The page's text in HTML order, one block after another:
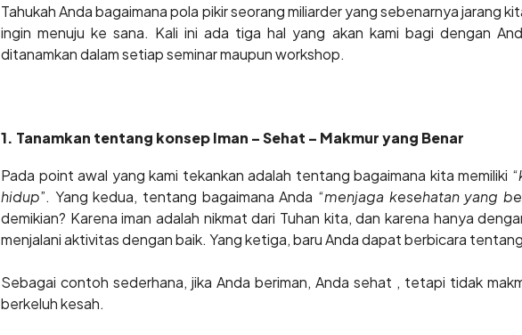
Tahukah Anda bagaimana pola pikir seorang miliarder yang sebenarnya jarang
ingin menuju ke sana. Kali ini ada tiga hal yang akan kami bagi dengan
ditanamkan dalam setiap seminar maupun workshop.
1. Tanamkan tentang konsep Iman – Sehat – Makmur yang Benar
Pada point awal yang kami tekankan adalah tentang bagaimana kita memiliki “
hidup”. Yang kedua, tentang bagaimana Anda “menjaga kesehatan yang
demikian? Karena iman adalah nikmat dari Tuhan kita, dan karena hanya
menjalani aktivitas dengan baik. Yang ketiga, baru Anda dapat berbicara
Sebagai contoh sederhana, jika Anda beriman, Anda sehat , tetapi tidak
berkeluh kesah.